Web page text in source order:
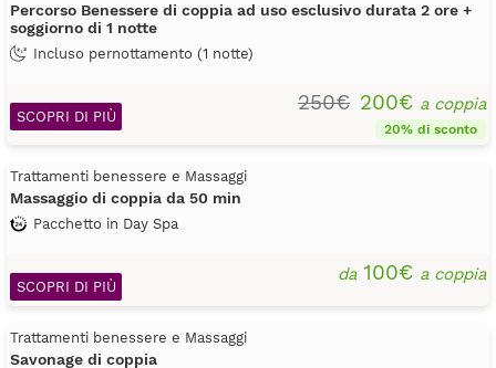
Percorso Benessere di coppia ad uso esclusivo durata 2 ore +
soggiorno di 1 notte
Incluso pernottamento (1 notte)
250€ 200€ a coppia
20% di sconto
SCOPRI DI PIÙ
Trattamenti benessere e Massaggi
Massaggio di coppia da 50 min
Pacchetto in Day Spa
da100€ a coppia
SCOPRI DI PIÙ
Trattamenti benessere e Massaggi
Savonage di coppia